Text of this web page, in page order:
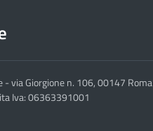
- via Giorgione n. 106, 00147 Roma
Iva: 06363391001